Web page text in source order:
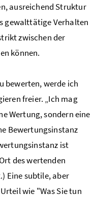
ausreichend Struktur
gewalttätige Verhalten
zwischen der
können.
bewerten, werde ich
freier. „Ich mag
Wertung, sondern eine
Bewertungsinstanz
ist
des wertenden
Eine subtile, aber
wie "Was Sie tun